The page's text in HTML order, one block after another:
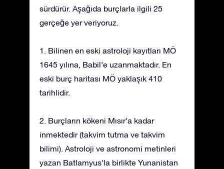
sürdürür. Aşağıda burçlarla ilgili 25
gerçeğe yer veriyoruz.
1. Bilinen en eski astroloji kayıtları MÖ
1645 yılına, Babil’e uzanmaktadır. En
eski burç haritası MÖ yaklaşık 410
tarihlidir.
2. Burçların kökeni Mısır’a kadar
inmektedir (takvim tutma ve takvim
bilimi). Astroloji ve astronomi metinleri
yazan Batlamyus’la birlikte Yunanistan